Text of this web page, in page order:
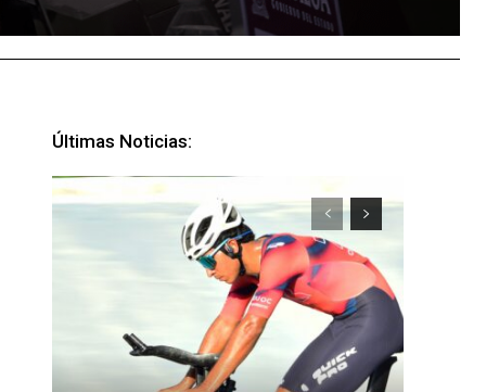
Últimas Noticias: